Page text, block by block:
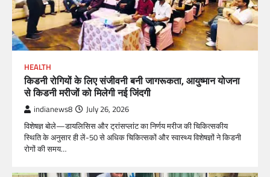
HEALTH
किडनी रोगियों के लिए संजीवनी बनी जागरूकता, आयुष्मान योजना
से किडनी मरीजों को मिलेगी नई जिंदगी
indianews8 July 26, 2026
विशेषज्ञ बोले—डायलिसिस और ट्रांसप्लांट का निर्णय मरीज की चिकित्सकीय
स्थिति के अनुसार ही लें-50 से अधिक चिकित्सकों और स्वास्थ्य विशेषज्ञों ने किडनी
रोगों की समय…